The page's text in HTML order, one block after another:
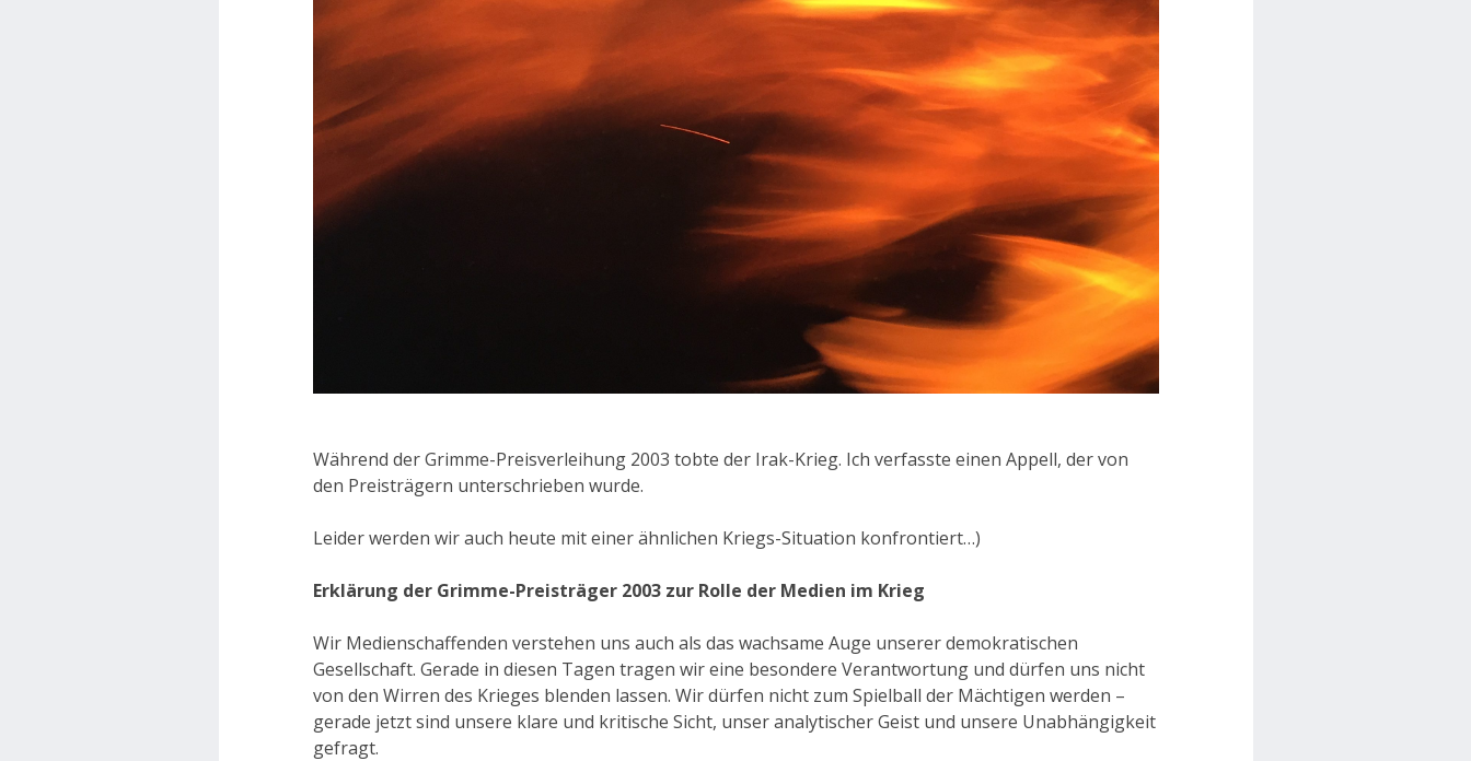
Während der Grimme-Preisverleihung 2003 tobte der Irak-Krieg. Ich verfasste einen Appell, der von
den Preisträgern unterschrieben wurde.
Leider werden wir auch heute mit einer ähnlichen Kriegs-Situation konfrontiert…)
Erklärung der Grimme-Preisträger 2003 zur Rolle der Medien im Krieg
Wir Medienschaffenden verstehen uns auch als das wachsame Auge unserer demokratischen
Gesellschaft. Gerade in diesen Tagen tragen wir eine besondere Verantwortung und dürfen uns nicht
von den Wirren des Krieges blenden lassen. Wir dürfen nicht zum Spielball der Mächtigen werden –
gerade jetzt sind unsere klare und kritische Sicht, unser analytischer Geist und unsere Unabhängigkeit
gefragt.